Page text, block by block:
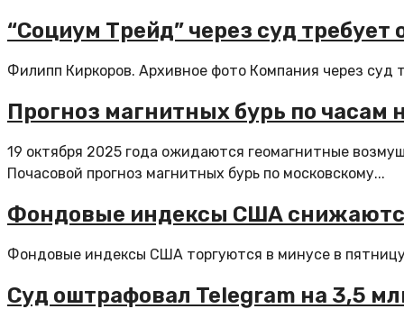
“Социум Трейд” через суд
Филипп Киркоров. Архивное фото Компания через
Прогноз магнитных бурь по часам
19 октября 2025 года ожидаются геомагнитные
Почасовой прогноз магнитных бурь по московскому...
Фондовые индексы США
Фондовые индексы США торгуются в минусе в
Суд оштрафовал Telegram на 3,5